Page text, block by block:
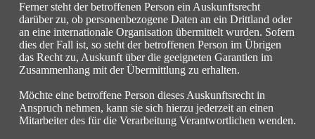
Ferner steht der betroffenen Person ein Auskunftsrecht
darüber zu, ob personenbezogene Daten an ein Drittland oder
an eine internationale Organisation übermittelt wurden. Sofern
dies der Fall ist, so steht der betroffenen Person im Übrigen
das Recht zu, Auskunft über die geeigneten Garantien im
Zusammenhang mit der Übermittlung zu erhalten.
Möchte eine betroffene Person dieses Auskunftsrecht in
Anspruch nehmen, kann sie sich hierzu jederzeit an einen
Mitarbeiter des für die Verarbeitung Verantwortlichen wenden.